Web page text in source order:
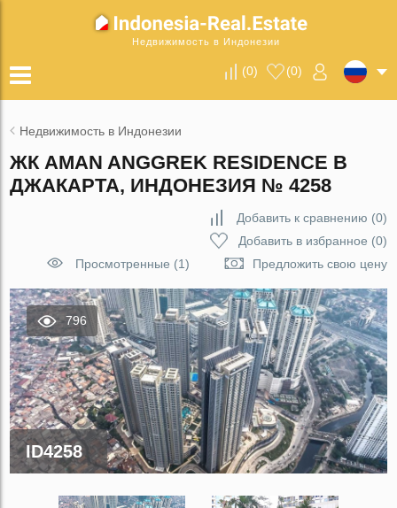
Недвижимость в Индонезии
(0) (0)
Недвижимость в Индонезии
ЖК AMAN ANGGREK RESIDENCE В
ДЖАКАРТА, ИНДОНЕЗИЯ № 4258
Добавить к сравнению (0)
Добавить в избранное (0)
Просмотренные (1)
Предложить свою цену
796
ID4258